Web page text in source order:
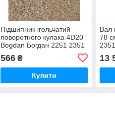
Підшипник ігольчатий
поворотного кулака 4D20
Bogdan Богдан 2251 2351
566₴
Купити
Вал
78
13